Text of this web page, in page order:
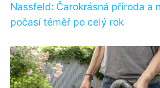
Nassfeld: Čarokrásná příroda a
počasí téměř po celý rok